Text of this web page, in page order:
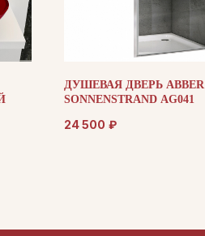
ДУШЕВАЯ ДВЕРЬ ABBER
SONNENSTRAND AG041
24 500 ₽